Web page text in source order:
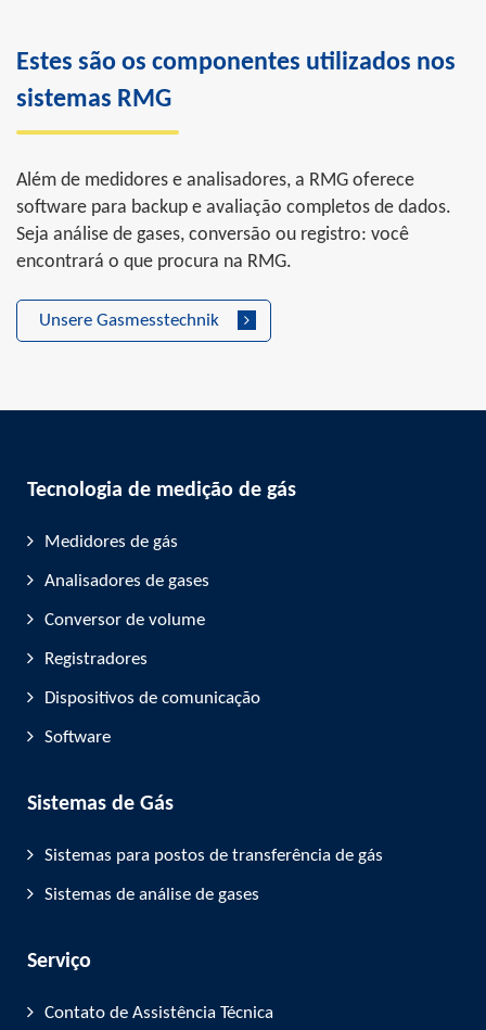
Estes são os componentes utilizados nos
sistemas RMG
Além de medidores e analisadores, a RMG oferece
software para backup e avaliação completos de dados.
Seja análise de gases, conversão ou registro: você
encontrará o que procura na RMG.
Unsere Gasmesstechnik
Tecnologia de medição de gás
Medidores de gás
Analisadores de gases
Conversor de volume
Registradores
Dispositivos de comunicação
Software
Sistemas de Gás
Sistemas para postos de transferência de gás
Sistemas de análise de gases
Serviço
Contato de Assistência Técnica